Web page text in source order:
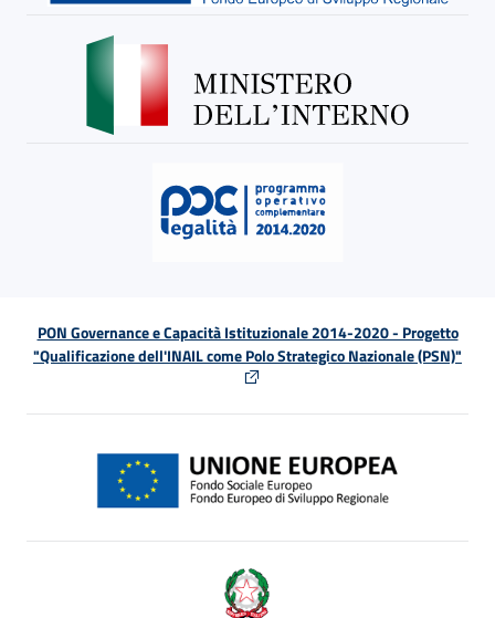
PON Governance e Capacità Istituzionale 2014-2020 - Progetto
"Qualificazione dell'INAIL come Polo Strategico Nazionale (PSN)"